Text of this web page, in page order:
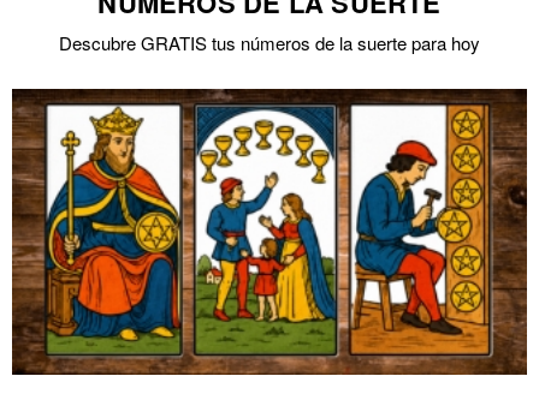
Descubre GRATIS tus números de la suerte para hoy